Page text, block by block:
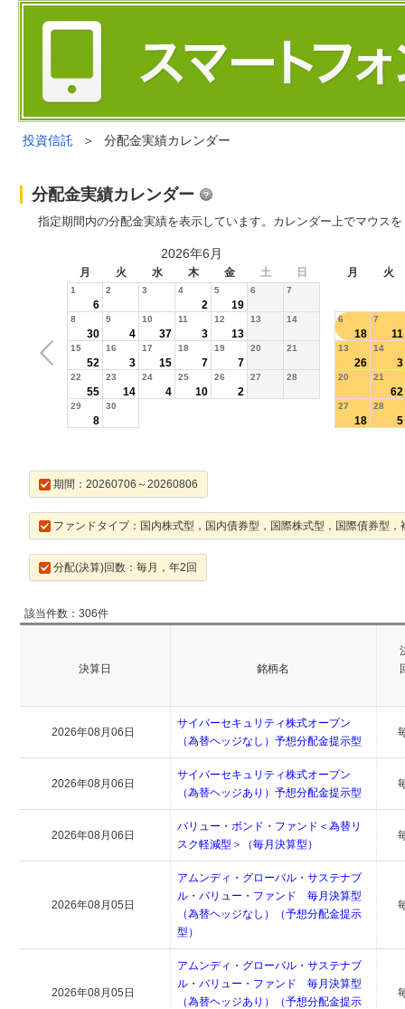
投資信託 ＞ 分配金実績カレンダー
分配金実績カレンダー
指定期間内の分配金実績を表示しています。カレンダー上でマウス
2026年6月
月 火 水 木 金 土 日 月 火
1
6
2 3 4
2
5
19
6 7
8
30
9
4
10
37
11
3
12
13
13 14
15
52
16
3
17
15
18
7
19
7
20 21
22
55
23
14
24
4
25
10
26
2
27 28
29
8
30
6
18
7
11
13
26
14
3
20 21
62
27
18
28
5
期間：20260706～20260806
ファンドタイプ：国内株式型，国内債券型，国際株式型，国際債券型
分配(決算)回数：毎月，年2回
該当件数：306件
決算日 銘柄名
2026年08月06日
サイバーセキュリティ株式オープン
（為替ヘッジなし）予想分配金提示型
2026年08月06日
サイバーセキュリティ株式オープン
（為替ヘッジあり）予想分配金提示型
2026年08月06日
バリュー・ボンド・ファンド＜為替リ
スク軽減型＞（毎月決算型）
2026年08月05日
アムンディ・グローバル・サステナブ
ル・バリュー・ファンド 毎月決算型
（為替ヘッジなし）（予想分配金提示
型）
2026年08月05日
アムンディ・グローバル・サステナブ
ル・バリュー・ファンド 毎月決算型
（為替ヘッジあり）（予想分配金提示